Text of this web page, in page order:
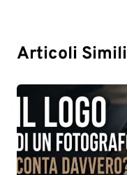
Articoli Simili